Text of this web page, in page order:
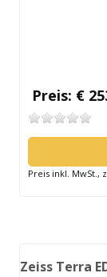
Preis: €
Preis inkl. MwSt.,
Zeiss Terra